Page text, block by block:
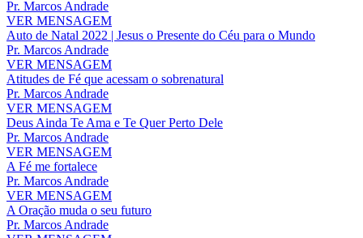
Pr. Marcos Andrade
VER MENSAGEM
Auto de Natal 2022 | Jesus o Presente do Céu para o Mundo
Pr. Marcos Andrade
VER MENSAGEM
Atitudes de Fé que acessam o sobrenatural
Pr. Marcos Andrade
VER MENSAGEM
Deus Ainda Te Ama e Te Quer Perto Dele
Pr. Marcos Andrade
VER MENSAGEM
A Fé me fortalece
Pr. Marcos Andrade
VER MENSAGEM
A Oração muda o seu futuro
Pr. Marcos Andrade